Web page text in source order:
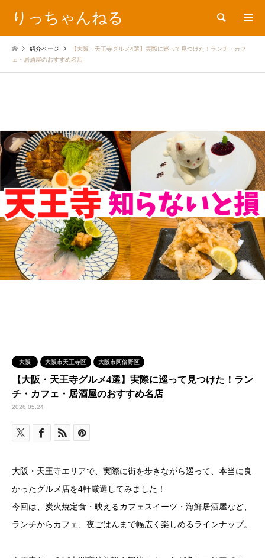
りっちゃんねる 検索
紹介ページ
【大阪・天王寺グルメ4選】実際に巡って見つけた！ランチ・カフ
ェ・居酒屋のおすすめ名店
大阪 大阪市天王寺区 大阪市阿倍野区
【大阪・天王寺グルメ4選】実際に巡って見つけた！ラン
チ・カフェ・居酒屋のおすすめ名店
2026.05.24
大阪・天王寺エリアで、実際に街を歩きながら巡って、本当に良
かったグルメ店を4軒厳選してみました！
今回は、炭火焼定食・映えるカフェスイーツ・海鮮居酒屋など、
ランチからカフェ、夜ごはんまで幅広く楽しめるラインナップ。